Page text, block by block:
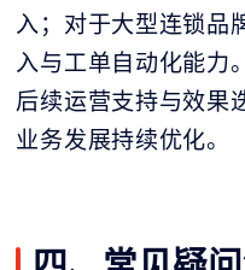
入；对于大型连锁品
入与工单自动化能力
后续运营支持与效果
业务发展持续优化。